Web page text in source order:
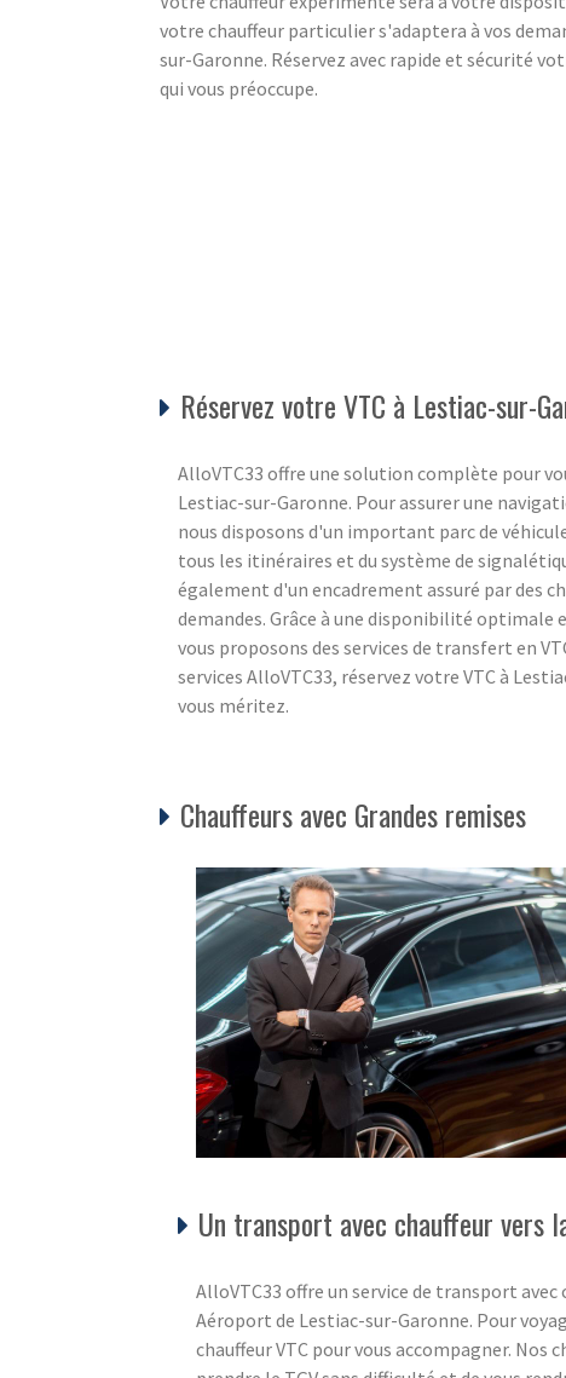
votre chauffeur particulier s'adaptera à vos
sur-Garonne. Réservez avec rapide et sécurité
qui vous préoccupe.
Réservez votre VTC à Lestiac-sur-
AlloVTC33 offre une solution complète pour
Lestiac-sur-Garonne. Pour assurer une
nous disposons d'un important parc de
tous les itinéraires et du système de
également d'un encadrement assuré par des
demandes. Grâce à une disponibilité
vous proposons des services de transfert en
services AlloVTC33, réservez votre VTC à
vous méritez.
Chauffeurs avec Grandes remises
Un transport avec chauffeur vers
AlloVTC33 offre un service de transport
Aéroport de Lestiac-sur-Garonne. Pour
chauffeur VTC pour vous accompagner.